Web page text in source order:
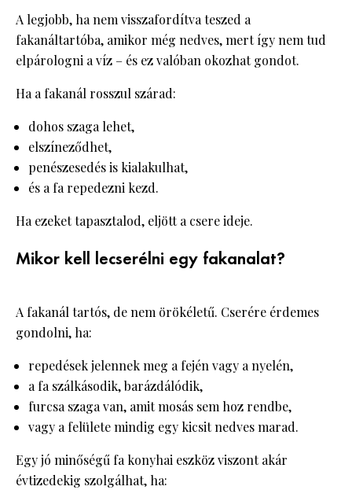
A legjobb, ha nem visszafordítva teszed a
fakanáltartóba, amikor még nedves, mert így nem tud
elpárologni a víz – és ez valóban okozhat gondot.
Ha a fakanál rosszul szárad:
dohos szaga lehet,
elszíneződhet,
penészesedés is kialakulhat,
és a fa repedezni kezd.
Ha ezeket tapasztalod, eljött a csere ideje.
Mikor kell lecserélni egy fakanalat?
A fakanál tartós, de nem örökéletű. Cserére érdemes
gondolni, ha:
repedések jelennek meg a fején vagy a nyelén,
a fa szálkásodik, barázdálódik,
furcsa szaga van, amit mosás sem hoz rendbe,
vagy a felülete mindig egy kicsit nedves marad.
Egy jó minőségű fa konyhai eszköz viszont akár
évtizedekig szolgálhat, ha: